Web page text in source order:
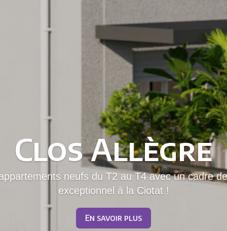
Clos Allègre
neufs du T2 au T4 avec un cadre
exceptionnel à la Ciotat !
En savoir plus